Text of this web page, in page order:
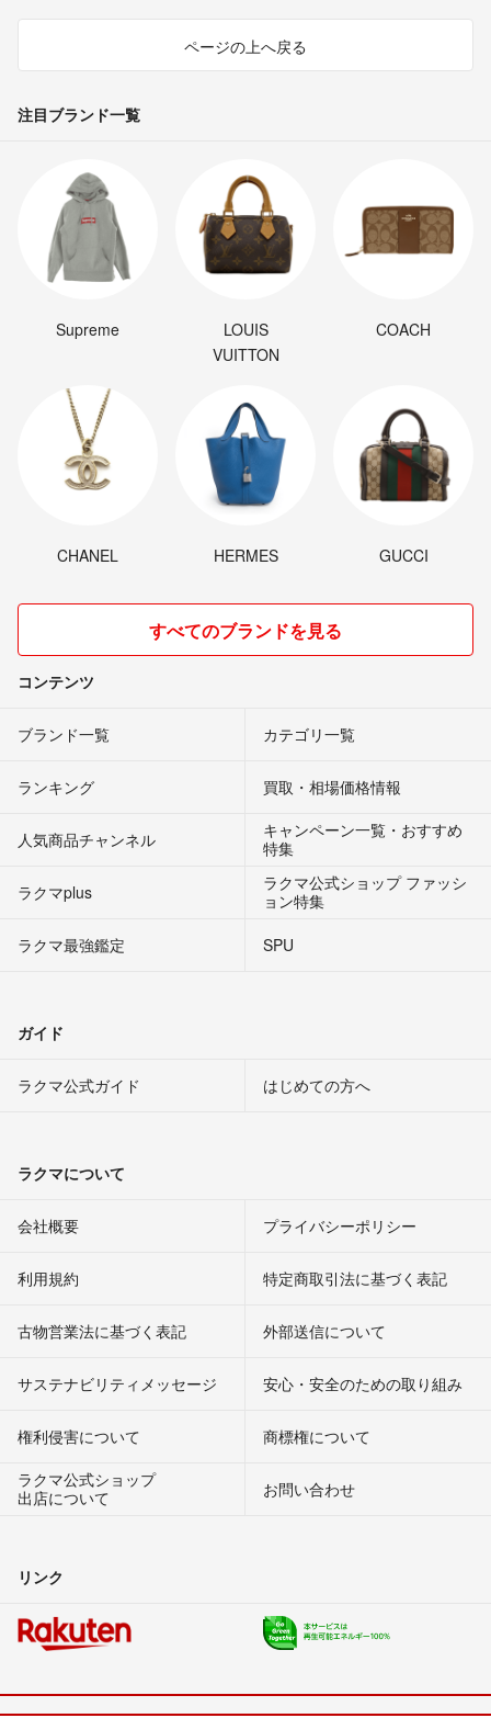
ページの上へ戻る
注目ブランド一覧
Supreme
LOUIS
VUITTON
COACH
CHANEL HERMES GUCCI
すべてのブランドを見る
コンテンツ
ブランド一覧 カテゴリ一覧
ランキング 買取・相場価格情報
人気商品チャンネル
キャンペーン一覧・おすすめ
特集
ラクマplus
ラクマ公式ショップ ファッシ
ョン特集
ラクマ最強鑑定
SPU
ガイド
ラクマ公式ガイド はじめての方へ
ラクマについて
会社概要 プライバシーポリシー
利用規約 特定商取引法に基づく表記
古物営業法に基づく表記 外部送信について
サステナビリティメッセージ 安心・安全のための取り組み
権利侵害について
商標権について
ラクマ公式ショップ
出店について
お問い合わせ
リンク